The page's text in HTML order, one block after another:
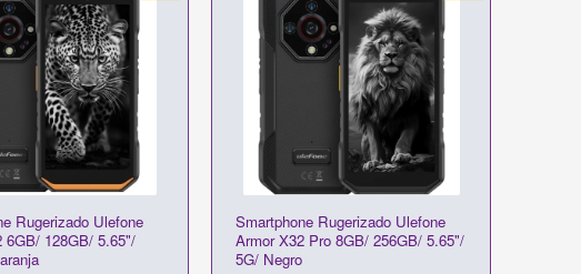
Rugerizado Ulefone
6GB/ 128GB/ 5.65"/
Smartphone Rugerizado Ulefone
Armor X32 Pro 8GB/ 256GB/ 5.65"/
5G/ Negro